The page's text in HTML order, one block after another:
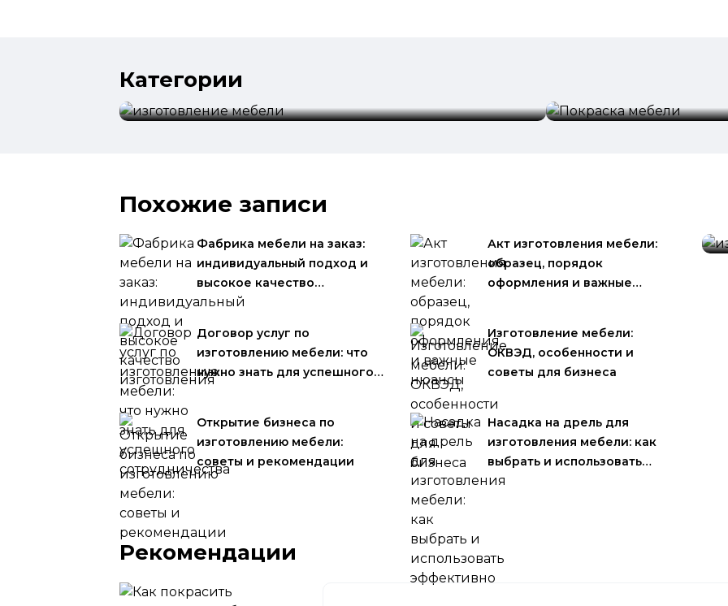
Категории
изготовление мебели
Похожие записи
Фабрика мебели на заказ:
индивидуальный подход и
высокое качество…
Договор услуг по
изготовлению мебели: что
нужно знать для успешного…
Открытие бизнеса по
изготовлению мебели:
советы и рекомендации
Акт изготовления мебели:
образец, порядок
оформления и важные…
Изготовление мебели:
ОКВЭД, особенности и
советы для бизнеса
Насадка на дрель для
изготовления мебели: как
выбрать и использовать…
Рекомендации